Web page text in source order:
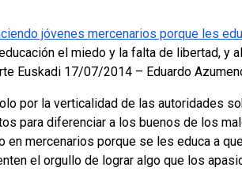
jóvenes mercenarios porque les
el miedo y la falta de libertad, y
Euskadi 17/07/2014 – Eduardo
por la verticalidad de las autoridades
para diferenciar a los buenos de los
mercenarios porque se les educa a
el orgullo de lograr algo que los